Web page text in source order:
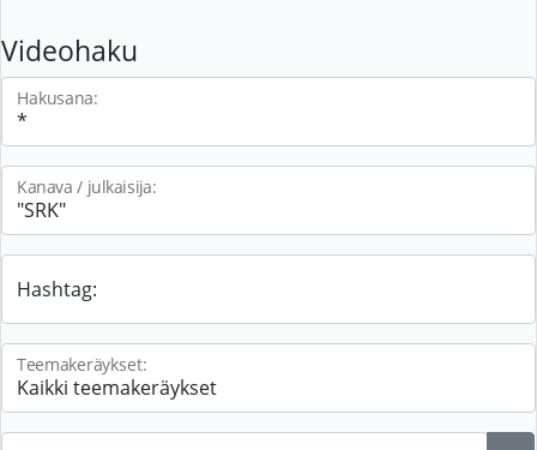
Videohaku
Hakusana:
Kanava / julkaisija:
Hashtag:
Teemakeräykset: